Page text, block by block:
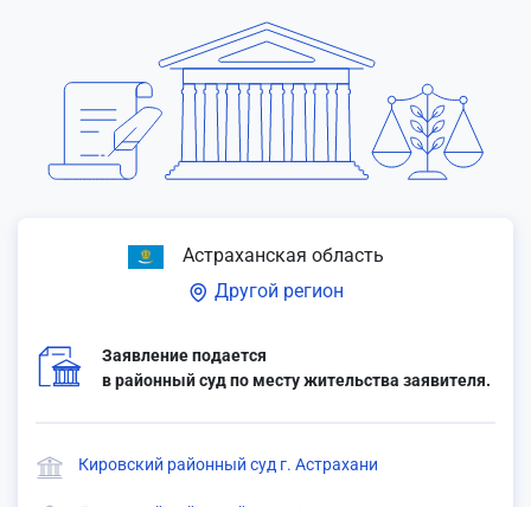
Астраханская область
Другой регион
Заявление подается
в районный суд по месту жительства заявителя.
Кировский районный суд г. Астрахани